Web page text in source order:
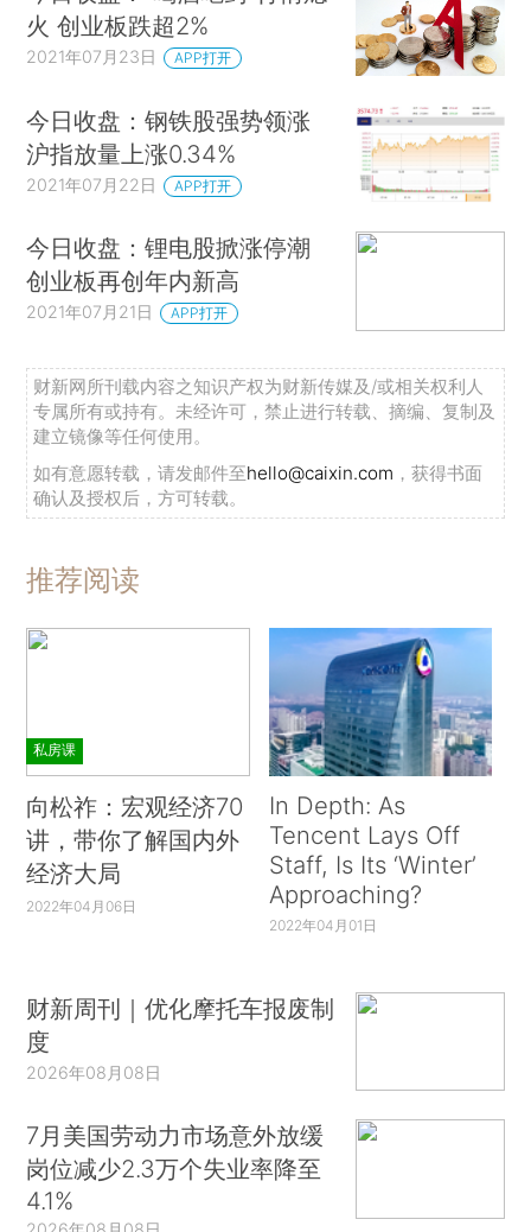
火 创业板跌超2%
2021年07月23日 APP打开
今日收盘：钢铁股强势领涨
沪指放量上涨0.34%
2021年07月22日 APP打开
今日收盘：锂电股掀涨停潮
创业板再创年内新高
2021年07月21日 APP打开
财新网所刊载内容之知识产权为财新传媒及/或相关权利人
专属所有或持有。未经许可，禁止进行转载、摘编、复制及
建立镜像等任何使用。
如有意愿转载，请发邮件至hello@caixin.com ，获得书面
确认及授权后，方可转载。
推荐阅读
私房课
向松祚：宏观经济70
讲，带你了解国内外
经济大局
2022年04月06日
In Depth: As
Tencent Lays Off
Staff, Is Its ‘Winter’
Approaching?
2022年04月01日
财新周刊｜优化摩托车报废制
度
2026年08月08日
7月美国劳动力市场意外放缓
岗位减少2.3万个失业率降至
4.1%